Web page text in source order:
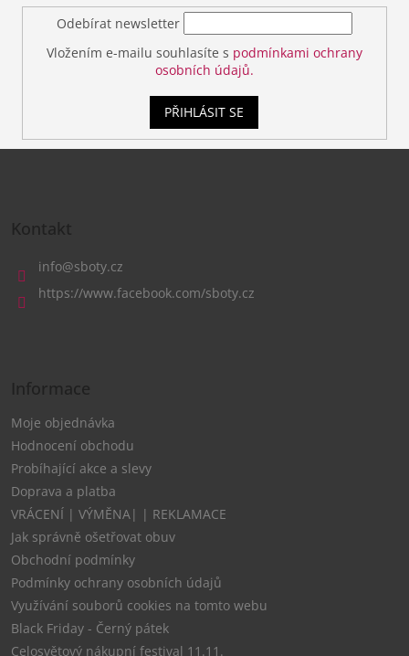
Odebírat newsletter
Vložením e-mailu souhlasíte s podmínkami ochrany
osobních údajů.
PŘIHLÁSIT SE
Kontakt
info@sboty.cz
https://www.facebook.com/sboty.cz
Informace
Moje objednávka
Hodnocení obchodu
Probíhající akce a slevy
Doprava a platba
VRÁCENÍ | VÝMĚNA| | REKLAMACE
Jak správně ošetřovat obuv
Obchodní podmínky
Podmínky ochrany osobních údajů
Využívání souborů cookies na tomto webu
Black Friday - Černý pátek
Celosvětový nákupní festival 11.11.